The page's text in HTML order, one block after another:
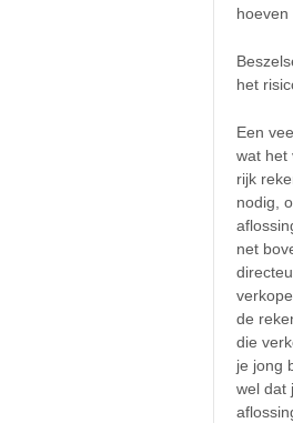
hoeven
het
Een
wat het
rijk
nodig,
net
de
die
je jong
wel dat